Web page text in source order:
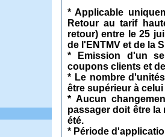
* Applicable
Retour au tarif
retour) entre le 25
de l'ENTMV et de la
* Emission d'un
coupons clients et
* Le nombre
être supérieur à
* Aucun
passager doit être la
été.
* Période